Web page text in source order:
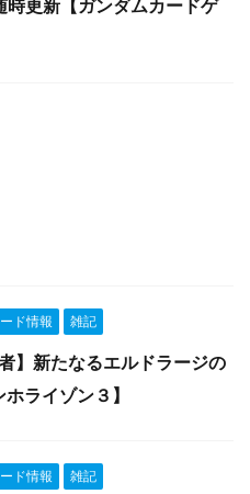
時更新【ガンダムカードゲ
ド情報 雑記
】新たなるエルドラージの
ライゾン３】
ド情報 雑記